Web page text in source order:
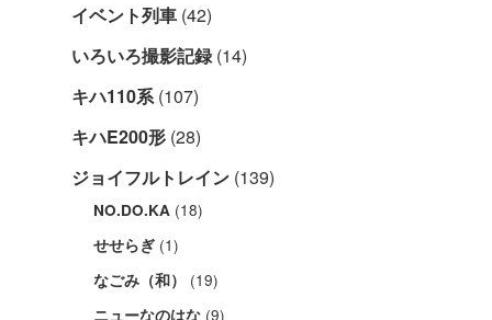
イベント列車 (42)
いろいろ撮影記録(14)
キハ110系(107)
キハE200形 (28)
ジョイフルトレイン (139)
NO.DO.KA (18)
せせらぎ (1)
なごみ（和） (19)
ニューなのはな (9)